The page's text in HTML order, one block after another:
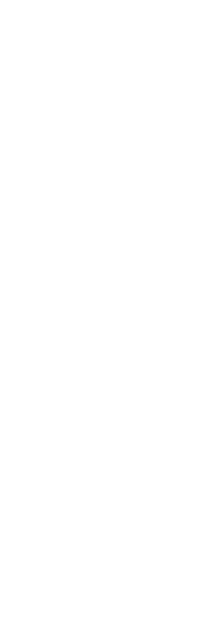
e destinado a
um portátil, um
documentos e
ou sejam
Serviço e/ou ao
quaisquer
de compra,
ou e-mails de
ou renovação, e os
diretamente
com base num teste
limitação, pedidos e